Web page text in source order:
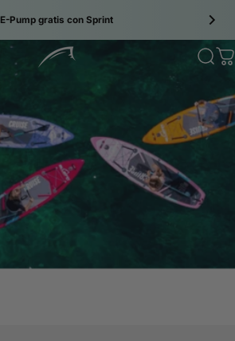
E-Pump gratis con Sprint
Bluefin SUP